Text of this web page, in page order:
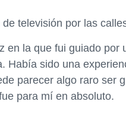
televisión por las
en la que fui guiado
Había sido una
parecer algo raro ser
para mí en absoluto.